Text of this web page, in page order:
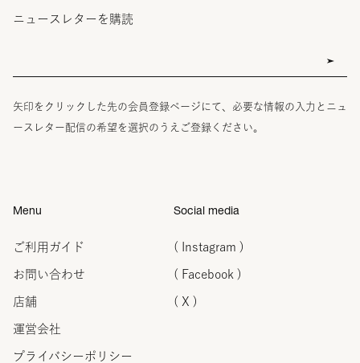
ニュースレターを購読
矢印をクリックした先の会員登録ページにて、必要な情報の入力とニュ
ースレター配信の希望を選択のうえご登録ください。
Menu
ご利用ガイド
お問い合わせ
店舗
運営会社
プライバシーポリシー
Social media
( Instagram )
( Facebook )
( X )